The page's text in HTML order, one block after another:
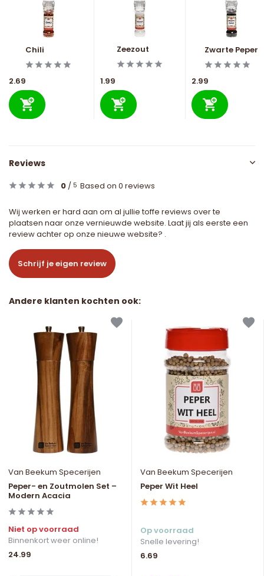
Chili
2.69
Zeezout
1.99
Zwarte Peper
2.99
Reviews
0 / 5 Based on 0 reviews
Wij werken er hard aan om al jullie toffe reviews over te
plaatsen naar onze vernieuwde website. Laat jij als eerste een
review achter op onze nieuwe website? .
Schrijf je eigen review
Andere klanten kochten ook:
Van Beekum Specerijen
Peper- en Zoutmolen Set –
Modern Acacia
Niet op voorraad
Binnenkort weer online!
24.99
Van Beekum Specerijen
Peper Wit Heel
Op voorraad
Snelle levering!
6.69